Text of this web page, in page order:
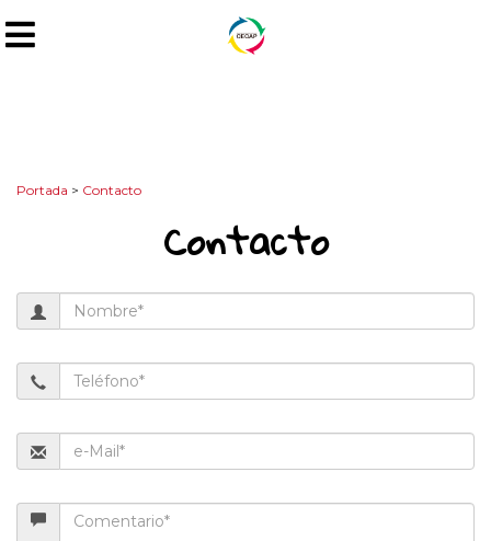
Portada > Contacto
Contacto